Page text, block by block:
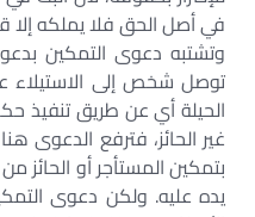
في أصل الحق فلا يملكه
وتشتبه دعوى التمكين
توصل شخص إلى الاستيلاء
الحيلة أي عن طريق تنفيذ
غير الحائز، فترفع الدعوى
بتمكين المستأجر أو الحائز
يده عليه. ولكن دعوى